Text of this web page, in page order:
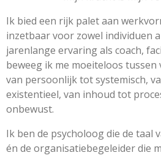
Ik bied een rijk palet aan
inzetbaar voor zowel individuen
jarenlange ervaring als coach,
beweeg ik me moeiteloos tussen
van persoonlijk tot systemisch,
existentieel, van inhoud tot
onbewust.
Ik ben de psycholoog die de taal
én de organisatiebegeleider die